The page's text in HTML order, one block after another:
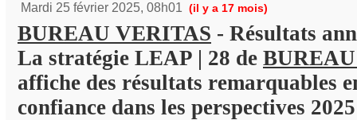
Mardi 25 février 2025, 08h01 (il y a 17 mois)
BUREAU VERITAS - Résultats
La stratégie LEAP | 28 de
affiche des résultats remarquables
confiance dans les perspectives 2025